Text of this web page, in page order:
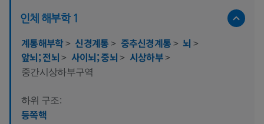
인체 해부학 1
계통해부학> 신경계통> 중추신경계통> 뇌 >
앞뇌; 전뇌> 사이뇌; 중뇌> 시상하부>
중간시상하부구역
하위 구조:
등쪽핵